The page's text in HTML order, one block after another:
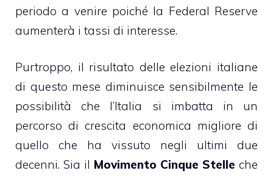
periodo a venire poiché la Federal Reserve
aumenterà i tassi di interesse.
Purtroppo, il risultato delle elezioni italiane
di questo mese diminuisce sensibilmente le
possibilità che l’Italia si imbatta in un
percorso di crescita economica migliore di
quello che ha vissuto negli ultimi due
decenni. Sia il Movimento Cinque Stelle che